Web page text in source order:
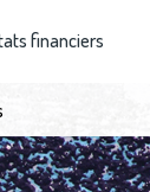
financiers